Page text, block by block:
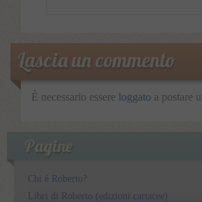
Lascia un commento
È necessario essere loggato a postare
Pagine
Chi è Roberto?
Libri di Roberto (edizioni cartacee)